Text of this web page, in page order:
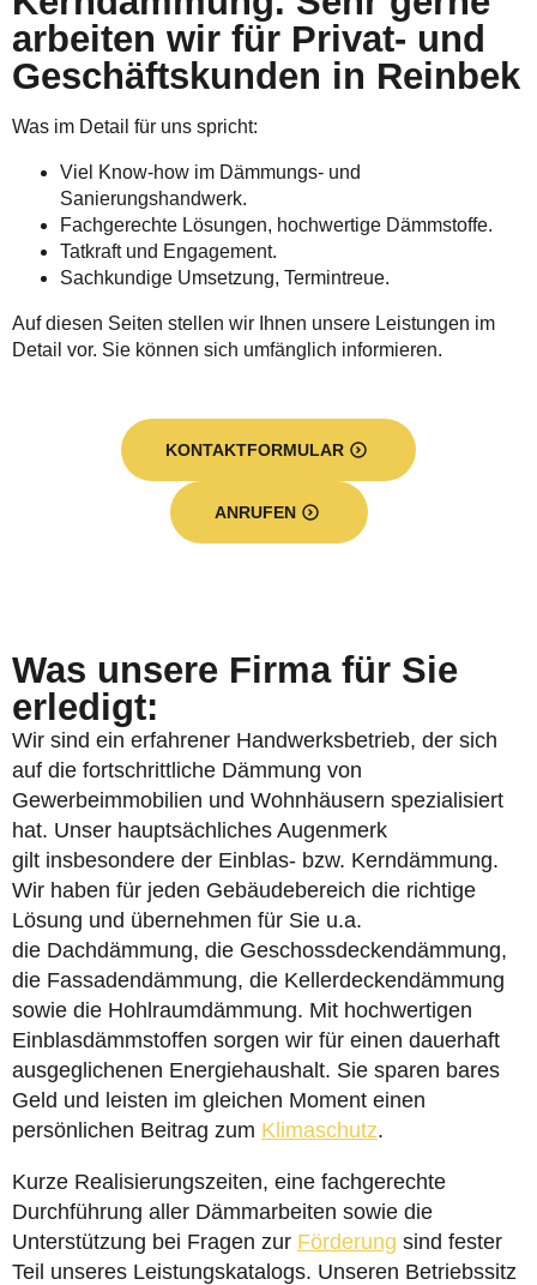
arbeiten wir für Privat- und
Geschäftskunden in Reinbek
Was im Detail für uns spricht:
Viel Know-how im Dämmungs- und
Sanierungshandwerk.
Fachgerechte Lösungen, hochwertige Dämmstoffe.
Tatkraft und Engagement.
Sachkundige Umsetzung, Termintreue.
Auf diesen Seiten stellen wir Ihnen unsere Leistungen im
Detail vor. Sie können sich umfänglich informieren.
KONTAKTFORMULAR
ANRUFEN
Was unsere Firma für Sie
erledigt:
Wir sind ein erfahrener Handwerksbetrieb, der sich
auf die fortschrittliche Dämmung von
Gewerbeimmobilien und Wohnhäusern spezialisiert
hat. Unser hauptsächliches Augenmerk
gilt insbesondere der Einblas- bzw. Kerndämmung.
Wir haben für jeden Gebäudebereich die richtige
Lösung und übernehmen für Sie u.a.
die Dachdämmung, die Geschossdeckendämmung,
die Fassadendämmung, die Kellerdeckendämmung
sowie die Hohlraumdämmung. Mit hochwertigen
Einblasdämmstoffen sorgen wir für einen dauerhaft
ausgeglichenen Energiehaushalt. Sie sparen bares
Geld und leisten im gleichen Moment einen
persönlichen Beitrag zum Klimaschutz.
Kurze Realisierungszeiten, eine fachgerechte
Durchführung aller Dämmarbeiten sowie die
Unterstützung bei Fragen zur Förderung sind fester
Teil unseres Leistungskatalogs. Unseren Betriebssitz